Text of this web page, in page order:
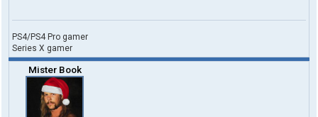
PS4/PS4 Pro gamer
Series X gamer
Mister Book